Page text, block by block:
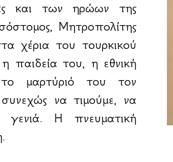
και των ηρώων της
Μητροπολίτης
χέρια του τουρκικού
του, η εθνική
μαρτύριό του τον
να τιμούμε, να
Η πνευματική